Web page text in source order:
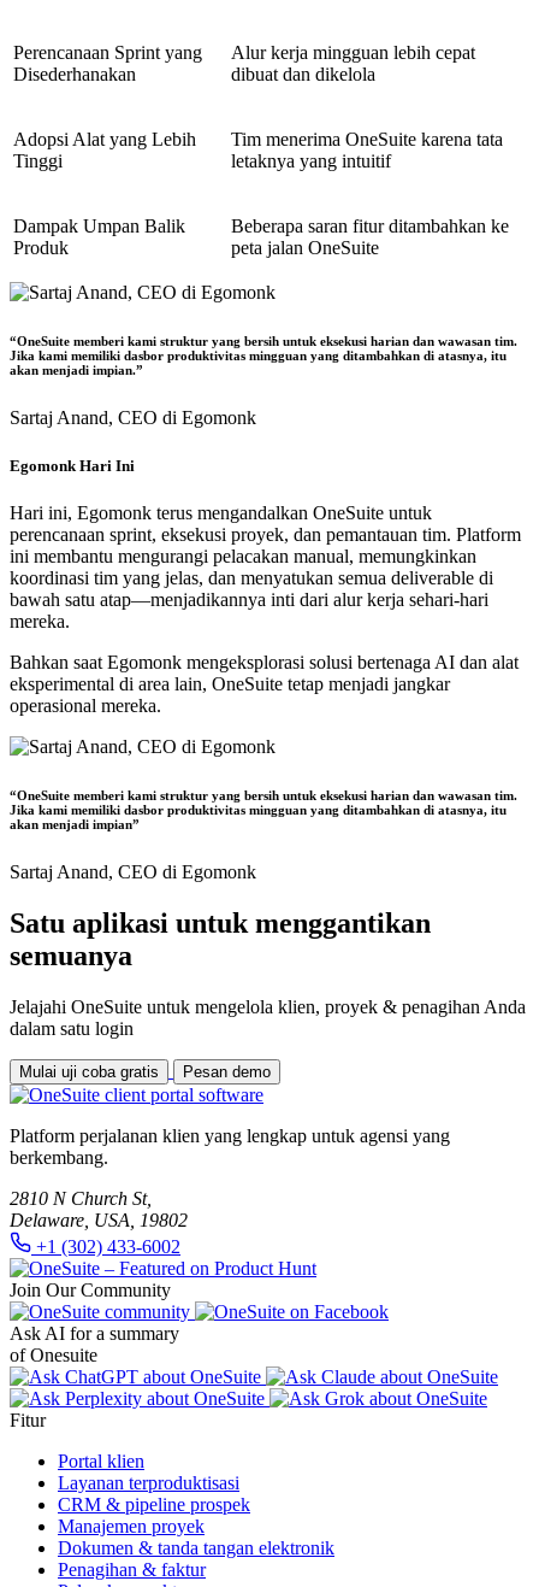
Perencanaan Sprint yang
Disederhanakan
Alur kerja mingguan lebih cepat
dibuat dan dikelola
Adopsi Alat yang Lebih
Tinggi
Tim menerima OneSuite karena tata
letaknya yang intuitif
Dampak Umpan Balik
Produk
Beberapa saran fitur ditambahkan ke
peta jalan OneSuite
“OneSuite memberi kami struktur yang bersih untuk eksekusi harian dan wawasan tim.
Jika kami memiliki dasbor produktivitas mingguan yang ditambahkan di atasnya, itu
akan menjadi impian.”
Sartaj Anand, CEO di Egomonk
Egomonk Hari Ini
Hari ini, Egomonk terus mengandalkan OneSuite untuk
perencanaan sprint, eksekusi proyek, dan pemantauan tim. Platform
ini membantu mengurangi pelacakan manual, memungkinkan
koordinasi tim yang jelas, dan menyatukan semua deliverable di
bawah satu atap—menjadikannya inti dari alur kerja sehari-hari
mereka.
Bahkan saat Egomonk mengeksplorasi solusi bertenaga AI dan alat
eksperimental di area lain, OneSuite tetap menjadi jangkar
operasional mereka.
“OneSuite memberi kami struktur yang bersih untuk eksekusi harian dan wawasan tim.
Jika kami memiliki dasbor produktivitas mingguan yang ditambahkan di atasnya, itu
akan menjadi impian”
Sartaj Anand, CEO di Egomonk
Satu aplikasi untuk menggantikan
semuanya
Jelajahi OneSuite untuk mengelola klien, proyek & penagihan Anda
dalam satu login
Mulai uji coba gratis Pesan demo
Platform perjalanan klien yang lengkap untuk agensi yang
berkembang.
2810 N Church St,
Delaware, USA, 19802
+1 (302) 433-6002
Join Our Community
Ask AI for a summary
of Onesuite
Fitur
Portal klien
Layanan terproduktisasi
CRM & pipeline prospek
Manajemen proyek
Dokumen & tanda tangan elektronik
Penagihan & faktur